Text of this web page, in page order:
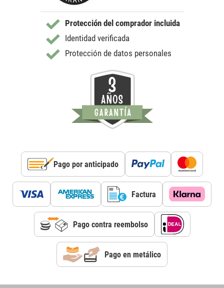
Protección del comprador incluida
Identidad verificada
Protección de datos personales
Pago por anticipado
Factura
Pago contra reembolso
Pago en metálico